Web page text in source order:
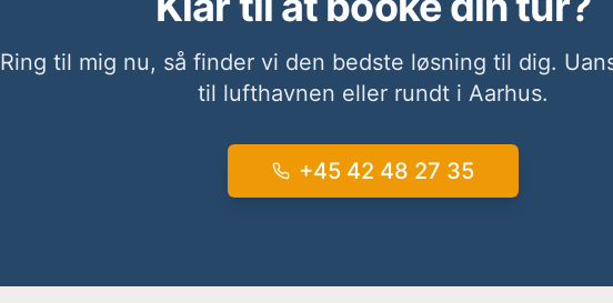
Ring til mig nu, så finder vi den bedste løsning til dig.
til lufthavnen eller rundt i Aarhus.
+45 42 48 27 35